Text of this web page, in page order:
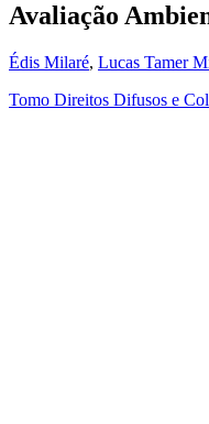
Avaliação
Édis Milaré, Lucas Tamer
Tomo Direitos Difusos e